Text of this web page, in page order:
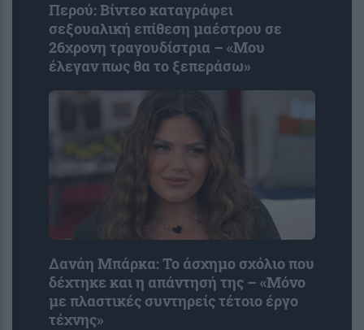
Περού: Βίντεο καταγράφει
σεξουαλική επίθεση μαέστρου σε
26χρονη τραγουδίστρια – «Μου
έλεγαν πως θα το ξεπεράσω»
Δανάη Μπάρκα: Το άσχημο σχόλιο που
δέχτηκε και η απάντησή της – «Μόνο
με πλαστικές συντηρείς τέτοιο έργο
τέχνης»